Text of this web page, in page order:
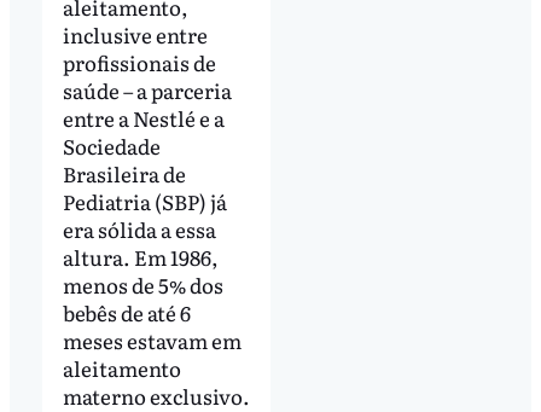
aleitamento,
inclusive entre
profissionais de
saúde – a parceria
entre a Nestlé e a
Sociedade
Brasileira de
Pediatria (SBP) já
era sólida a essa
altura. Em 1986,
menos de 5% dos
bebês de até 6
meses estavam em
aleitamento
materno exclusivo.